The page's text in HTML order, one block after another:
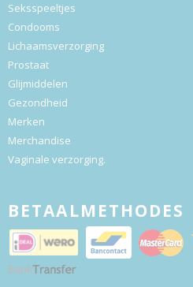
Seksspeeltjes
Condooms
Lichaamsverzorging
Prostaat
Glijmiddelen
Gezondheid
Merken
Merchandise
Vaginale verzorging.
BETAALMETHODES